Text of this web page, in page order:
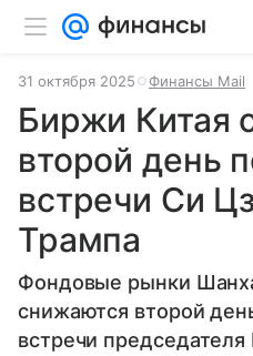
31 октября 2025 Финансы Mail
Биржи Китая
второй день
встречи Си
Трампа
Фондовые рынки
снижаются второй
встречи